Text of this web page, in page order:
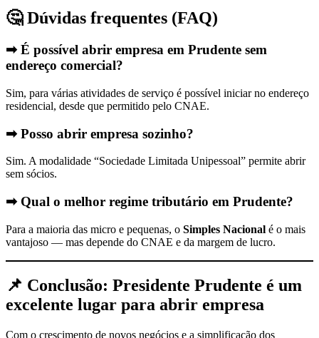
🤔Dúvidas frequentes (FAQ)
➡ É possível abrir empresa em Prudente sem
endereço comercial?
Sim, para várias atividades de serviço é possível iniciar no endereço
residencial, desde que permitido pelo CNAE.
➡ Posso abrir empresa sozinho?
Sim. A modalidade “Sociedade Limitada Unipessoal” permite abrir
sem sócios.
➡ Qual o melhor regime tributário em Prudente?
Para a maioria das micro e pequenas, o Simples Nacional é o mais
vantajoso — mas depende do CNAE e da margem de lucro.
📌 Conclusão: Presidente Prudente é um
excelente lugar para abrir empresa
Com o crescimento de novos negócios e a simplificação dos